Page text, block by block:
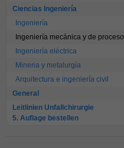
Ciencias Ingeniería
Ingeniería
Ingeniería mecánica y de proceso
Ingeniería eléctrica
Mineria y metalurgía
Arquitectura e ingeniería civil
General
Leitlinien Unfallchirurgie
5. Auflage bestellen